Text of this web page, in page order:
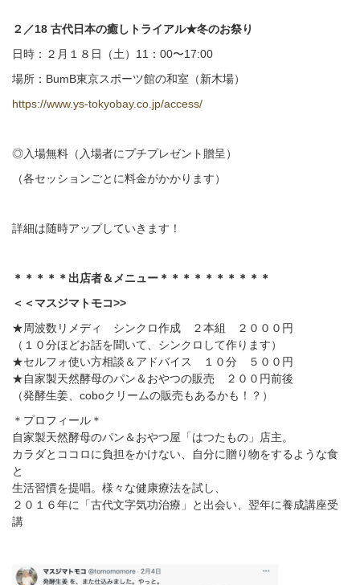
２／18 古代日本の癒しトライアル★冬のお祭り
日時：２月１８日（土）11：00〜17:00
場所：BumB東京スポーツ館の和室（新木場）
https://www.ys-tokyobay.co.jp/access/
◎入場無料（入場者にプチプレゼント贈呈）
（各セッションごとに料金がかかります）
詳細は随時アップしていきます！
＊＊＊＊＊出店者＆メニュー＊＊＊＊＊＊＊＊＊＊
＜＜マスジマトモコ>>
★周波数リメディ シンクロ作成 ２本組 ２０００円
（１０分ほどお話を聞いて、シンクロして作ります）
★セルフォ使い方相談＆アドバイス １０分 ５００円
★自家製天然酵母のパン＆おやつの販売 ２００円前後
（発酵生姜、coboクリームの販売もあるかも！？）
＊プロフィール＊
自家製天然酵母のパン＆おやつ屋「はつたもの」店主。
カラダとココロに負担をかけない、自分に贈り物をするような食
と
生活習慣を提唱。様々な健康療法を試し、
２０１６年に「古代文字気功治療」と出会い、翌年に養成講座受
講